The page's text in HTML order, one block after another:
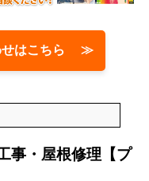
せはこちら ≫
事・屋根修理【プ